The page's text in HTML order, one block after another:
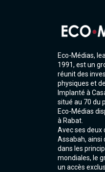
Eco-Médias,
1991, est un
réunit des
physiques et
Implanté à
situé au 70 du
Eco-Médias
à Rabat.
Avec ses deux
Assabah, ainsi
dans les
mondiales, le
un accès